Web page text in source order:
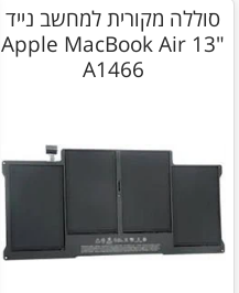
סוללה מקורית למחשב נייד
Apple MacBook Air 13"
A1466